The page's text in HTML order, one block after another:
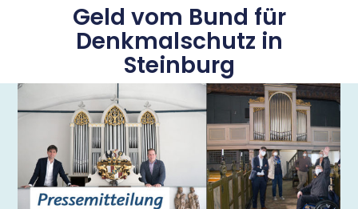
Geld vom Bund für
Denkmalschutz in
Steinburg